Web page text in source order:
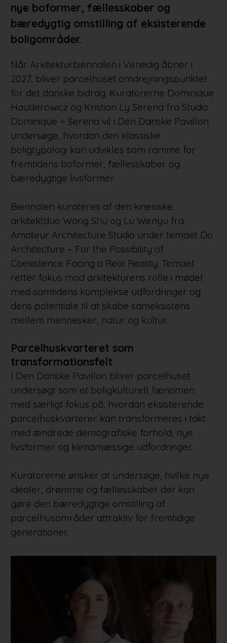
nye boformer, fællesskaber og
bæredygtig omstilling af eksisterende
boligområder.
Når Arkitekturbiennalen i Venedig åbner i
2027, bliver parcelhuset omdrejningspunktet
for det danske bidrag. Kuratorerne Dominique
Hauderowicz og Kristian Ly Serena fra Studio
Dominique + Serena vil i Den Danske Pavillon
undersøge, hvordan den klassiske
boligtypologi kan udvikles som ramme for
fremtidens boformer, fællesskaber og
bæredygtige livsformer.
Biennalen kurateres af den kinesiske
arkitektduo Wang Shu og Lu Wenyu fra
Amateur Architecture Studio under temaet Do
Architecture – For the Possibility of
Coexistence Facing a Real Reality. Temaet
retter fokus mod arkitekturens rolle i mødet
med samtidens komplekse udfordringer og
dens potentiale til at skabe sameksistens
mellem mennesker, natur og kultur.
Parcelhuskvarteret som
transformationsfelt
I Den Danske Pavillon bliver parcelhuset
undersøgt som et boligkulturelt fænomen
med særligt fokus på, hvordan eksisterende
parcelhuskvarterer kan transformeres i takt
med ændrede demografiske forhold, nye
livsformer og klimamæssige udfordringer.
Kuratorerne ønsker at undersøge, hvilke nye
idealer, drømme og fællesskaber der kan
gøre den bæredygtige omstilling af
parcelhusområder attraktiv for fremtidige
generationer.